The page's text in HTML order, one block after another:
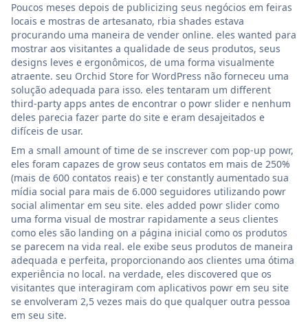
Poucos meses depois de publicizing seus negócios em feiras
locais e mostras de artesanato, rbia shades estava
procurando uma maneira de vender online. eles wanted para
mostrar aos visitantes a qualidade de seus produtos, seus
designs leves e ergonômicos, de uma forma visualmente
atraente. seu Orchid Store for WordPress não forneceu uma
solução adequada para isso. eles tentaram um different
third-party apps antes de encontrar o powr slider e nenhum
deles parecia fazer parte do site e eram desajeitados e
difíceis de usar.
Em a small amount of time de se inscrever com pop-up powr,
eles foram capazes de grow seus contatos em mais de 250%
(mais de 600 contatos reais) e ter constantly aumentado sua
mídia social para mais de 6.000 seguidores utilizando powr
social alimentar em seu site. eles added powr slider como
uma forma visual de mostrar rapidamente a seus clientes
como eles são landing on a página inicial como os produtos
se parecem na vida real. ele exibe seus produtos de maneira
adequada e perfeita, proporcionando aos clientes uma ótima
experiência no local. na verdade, eles discovered que os
visitantes que interagiram com aplicativos powr em seu site
se envolveram 2,5 vezes mais do que qualquer outra pessoa
em seu site.